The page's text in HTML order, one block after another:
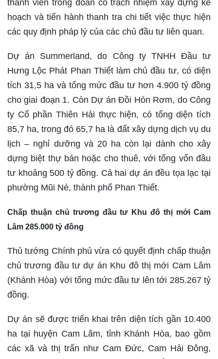
thành viên trong đoàn có trách nhiệm xây dựng kế
hoạch và tiến hành thanh tra chi tiết việc thực hiện
các quy định pháp lý của các chủ đầu tư liên quan.
Dự án Summerland, do Công ty TNHH Đầu tư
Hưng Lộc Phát Phan Thiết làm chủ đầu tư, có diện
tích 31,5 ha và tổng mức đầu tư hơn 4.900 tỷ đồng
cho giai đoạn 1. Còn Dự án Đồi Hòn Rơm, do Công
ty Cổ phần Thiên Hải thực hiện, có tổng diện tích
85,7 ha, trong đó 65,7 ha là đất xây dựng dịch vụ du
lịch – nghỉ dưỡng và 20 ha còn lại dành cho xây
dựng biệt thự bán hoặc cho thuê, với tổng vốn đầu
tư khoảng 500 tỷ đồng. Cả hai dự án đều tọa lạc tại
phường Mũi Né, thành phố Phan Thiết.
Chấp thuận chủ trương đầu tư Khu đô thị mới Cam
Lâm 285.000 tỷ đồng
Thủ tướng Chính phủ vừa có quyết định chấp thuận
chủ trương đầu tư dự án Khu đô thị mới Cam Lâm
(Khánh Hòa) với tổng mức đầu tư lên tới 285.267 tỷ
đồng.
Dự án sẽ được triển khai trên diện tích gần 10.400
ha tại huyện Cam Lâm, tỉnh Khánh Hòa, bao gồm
các xã và thị trấn như Cam Đức, Cam Hải Đông,